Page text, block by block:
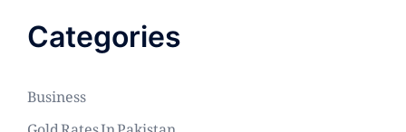
Categories
Business